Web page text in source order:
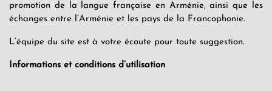
promotion de la langue française en Arménie, ainsi que les
échanges entre l’Arménie et les pays de la Francophonie.
L’équipe du site est à votre écoute pour toute suggestion.
Informations et conditions d’utilisation